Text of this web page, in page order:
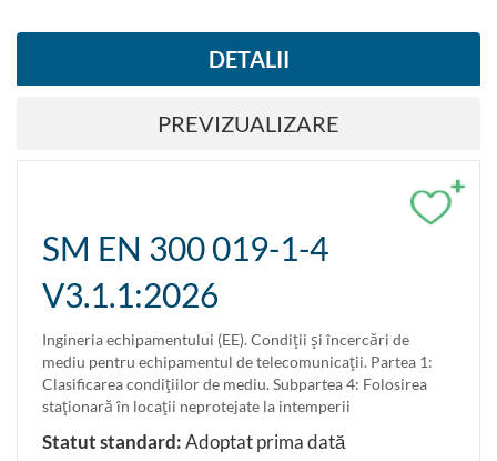
DETALII
PREVIZUALIZARE
+
SM EN 300 019-1-4
V3.1.1:2026
Ingineria echipamentului (EE). Condiţii şi încercări de
mediu pentru echipamentul de telecomunicaţii. Partea 1:
Clasificarea condiţiilor de mediu. Subpartea 4: Folosirea
staţionară în locaţii neprotejate la intemperii
Statut standard:Adoptat prima dată